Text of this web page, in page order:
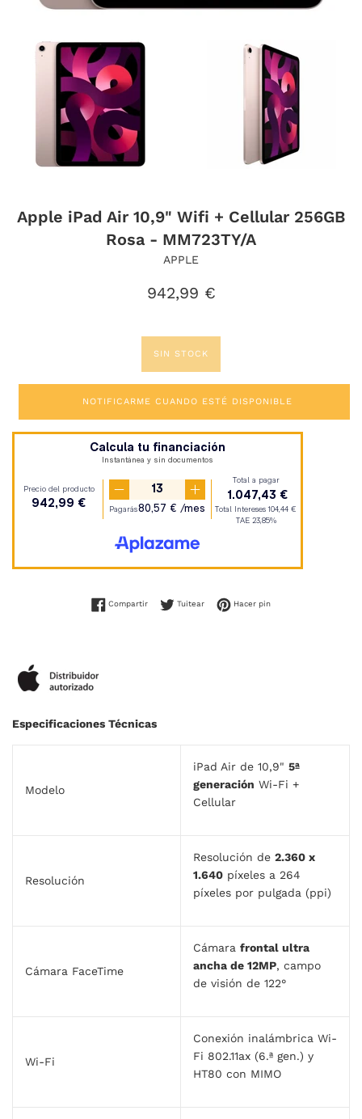
Apple iPad Air 10,9" Wifi + Cellular 256GB
Rosa - MM723TY/A
APPLE
Precio
942,99 €
SIN STOCK
NOTIFICARME CUANDO ESTÉ DISPONIBLE
CompartirCompartir en Facebook
TuitearTuitear en Twitter
Hacer pinPinear en Pinterest
Especificaciones Técnicas
Modelo
iPad Air de 10,9" 5ª
generación Wi-Fi +
Cellular
Resolución
Resolución de 2.360 x
1.640 píxeles a 264
píxeles por pulgada (ppi)
Cámara FaceTime
Cámara frontal ultra
ancha de 12MP, campo
de visión de 122°
Wi-Fi
Conexión inalámbrica Wi-
Fi 802.11ax (6.ª gen.) y
HT80 con MIMO